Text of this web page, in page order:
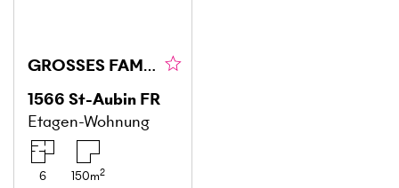
GROSSES FAMILIENDUPLEX
1566 St-Aubin FR
Etagen-Wohnung
6 150m2